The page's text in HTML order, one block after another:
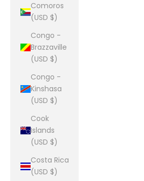
Comoros
(USD $)
Congo -
Brazzaville
(USD $)
Congo -
Kinshasa
(USD $)
Cook
Islands
(USD $)
Costa Rica
(USD $)